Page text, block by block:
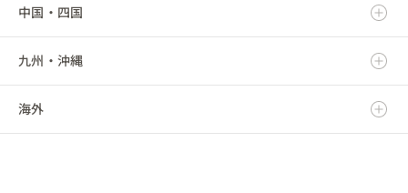
山形県
福島県
埼玉県
千葉県
東京都
愛知県
三重県
富山県
石川県
福井県
滋賀県
京都府
大阪府
中国・四国
鳥取県
島根県
九州・沖縄
福岡県
海外